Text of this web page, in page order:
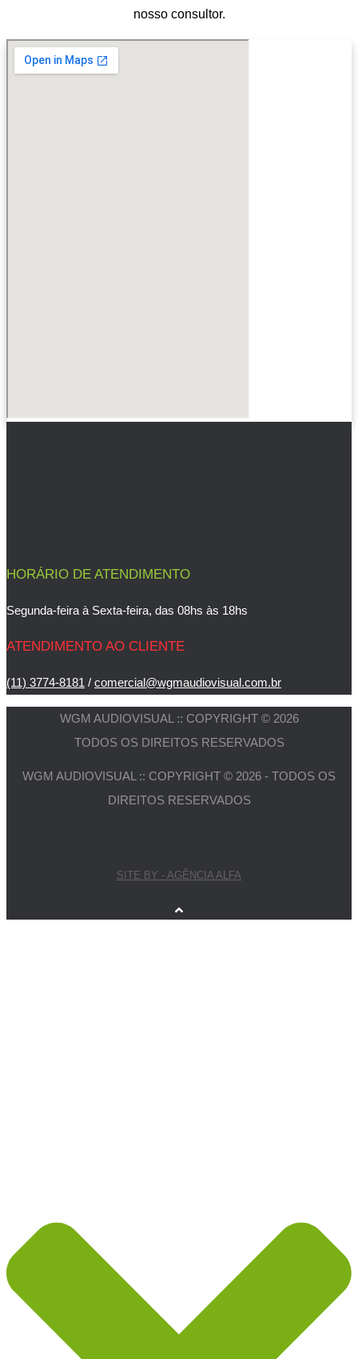
nosso consultor.
HORÁRIO DE ATENDIMENTO
Segunda-feira à Sexta-feira, das 08hs às 18hs
ATENDIMENTO AO CLIENTE
(11) 3774-8181 / comercial@wgmaudiovisual.com.br
WGM AUDIOVISUAL :: COPYRIGHT © 2026
TODOS OS DIREITOS RESERVADOS
WGM AUDIOVISUAL :: COPYRIGHT © 2026 - TODOS OS
DIREITOS RESERVADOS
SITE BY - AGÊNCIA ALFA